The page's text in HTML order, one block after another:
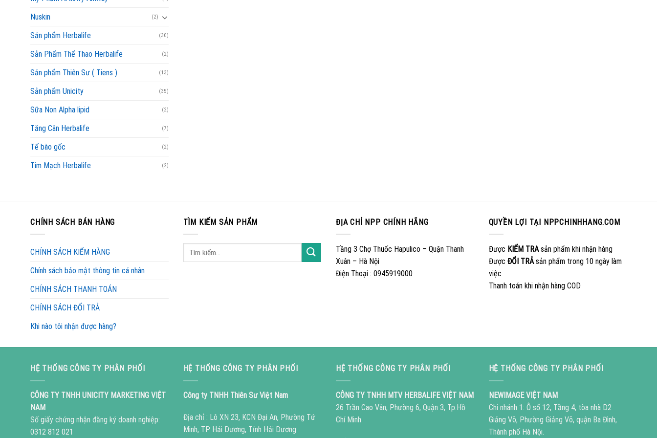
Nuskin (2)
Sản phẩm Herbalife (30)
Sản Phẩm Thể Thao Herbalife (2)
Sản phẩm Thiên Sư ( Tiens ) (13)
Sản phẩm Unicity (35)
Sữa Non Alpha lipid (2)
Tăng Cân Herbalife (7)
Tế bào gốc (2)
Tim Mạch Herbalife (2)
CHÍNH SÁCH BÁN HÀNG
CHÍNH SÁCH KIỂM HÀNG
Chính sách bảo mật thông tin cá nhân
CHÍNH SÁCH THANH TOÁN
CHÍNH SÁCH ĐỔI TRẢ
Khi nào tôi nhận được hàng?
TÌM KIẾM SẢN PHẨM ĐỊA CHỈ NPP CHÍNH HÃNG
Tầng 3 Chợ Thuốc Hapulico – Quận Thanh
Xuân – Hà Nội
Điện Thoại : 0945919000
QUYỀN LỢI TẠI NPPCHINHHANG.COM
Được KIỂM TRAsản phẩm khi nhận hàng
Được ĐỔI TRẢsản phẩm trong 10 ngày làm
việc
Thanh toán khi nhận hàng COD
HỆ THỐNG CÔNG TY PHÂN PHỐI
CÔNG TY TNHH UNICITY MARKETING VIỆT
NAM
Số giấy chứng nhận đăng ký doanh nghiệp:
0312 812 021
HỆ THỐNG CÔNG TY PHÂN PHỐI
Công ty TNHH Thiên Sư Việt Nam
Địa chỉ : Lô XN 23, KCN Đại An, Phường Tứ
Minh, TP Hải Dương, Tỉnh Hải Dương
HỆ THỐNG CÔNG TY PHÂN PHỐI
CÔNG TY TNHH MTV HERBALIFE VIỆT NAM
26 Trần Cao Vân, Phường 6, Quận 3, Tp.Hồ
Chí Minh
HỆ THỐNG CÔNG TY PHÂN PHỐI
NEWIMAGE VIỆT NAM
Chi nhánh 1: Ô số 12, Tầng 4, tòa nhà D2
Giảng Võ, Phường Giảng Võ, quận Ba Đình,
Thành phố Hà Nội.